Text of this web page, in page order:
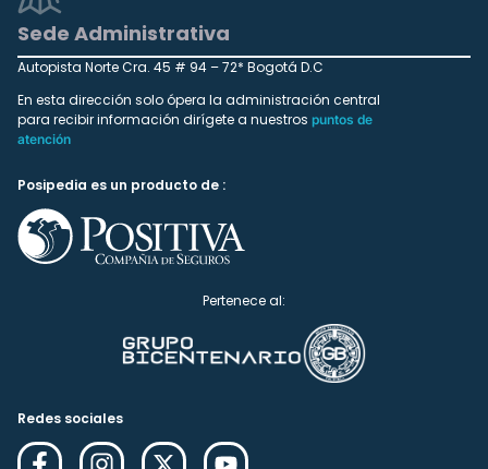
Sede Administrativa
Autopista Norte Cra. 45 # 94 – 72* Bogotá D.C
En esta dirección solo ópera la administración central
para recibir información dirígete a nuestros puntos de
atención
Posipedia es un producto de :
Pertenece al:
Redes sociales